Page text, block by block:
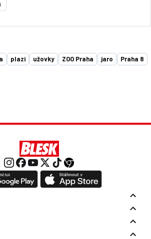
plazi užovky ZOO Praha jaro Praha 8